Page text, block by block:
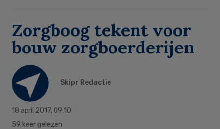
Zorgboog tekent voor
bouw zorgboerderijen
Skipr Redactie
18 april 2017, 09:10
59 keer gelezen